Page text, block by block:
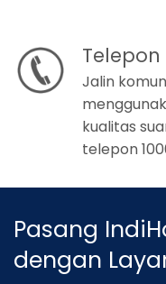
Telepon
Jalin
kualitas
telepon
Pasang
dengan